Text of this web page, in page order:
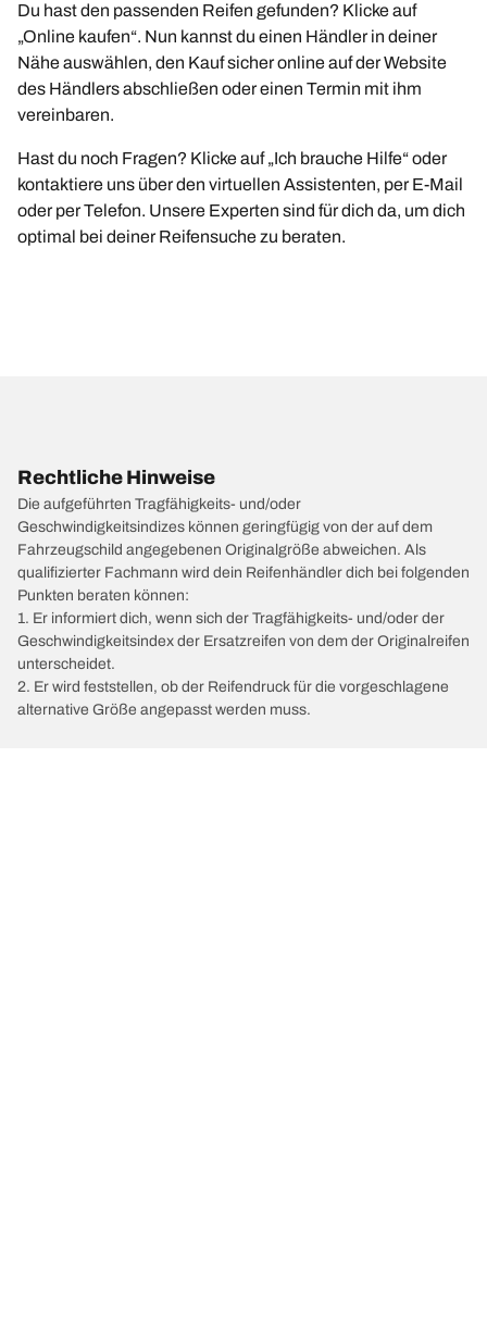
Du hast den passenden Reifen gefunden? Klicke auf
„Online kaufen“. Nun kannst du einen Händler in deiner
Nähe auswählen, den Kauf sicher online auf der Website
des Händlers abschließen oder einen Termin mit ihm
vereinbaren.
Hast du noch Fragen? Klicke auf „Ich brauche Hilfe“ oder
kontaktiere uns über den virtuellen Assistenten, per E-Mail
oder per Telefon. Unsere Experten sind für dich da, um dich
optimal bei deiner Reifensuche zu beraten.
Rechtliche Hinweise
Die aufgeführten Tragfähigkeits- und/oder
Geschwindigkeitsindizes können geringfügig von der auf dem
Fahrzeugschild angegebenen Originalgröße abweichen. Als
qualifizierter Fachmann wird dein Reifenhändler dich bei folgenden
Punkten beraten können:
1. Er informiert dich, wenn sich der Tragfähigkeits- und/oder der
Geschwindigkeitsindex der Ersatzreifen von dem der Originalreifen
unterscheidet.
2. Er wird feststellen, ob der Reifendruck für die vorgeschlagene
alternative Größe angepasst werden muss.